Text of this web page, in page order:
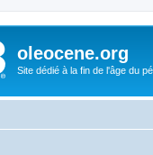
oleocene.org
Site dédié à la fin de l'âge du